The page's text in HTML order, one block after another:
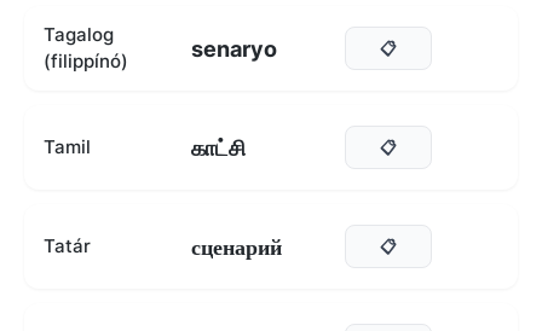
Tagalog
(filippínó)
senaryo 📋
Tamil காட்சி 📋
Tatár сценарий 📋